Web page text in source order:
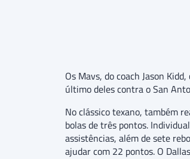
Os Mavs, do coach Jason
último deles contra o San
No clássico texano, também
bolas de três pontos.
assistências, além de sete
ajudar com 22 pontos. O